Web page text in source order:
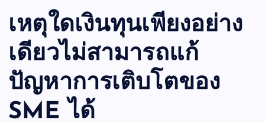
เหตุใดเงินทุนเพียงอย่าง
เดียวไม่สามารถแก้
ปัญหาการเติบโตของ
SME ได้